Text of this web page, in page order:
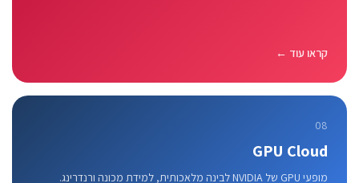
קראו עוד ←
08
GPU Cloud
מופעי GPU של NVIDIA לבינה מלאכותית, למידת מכונה ורנדרינג.